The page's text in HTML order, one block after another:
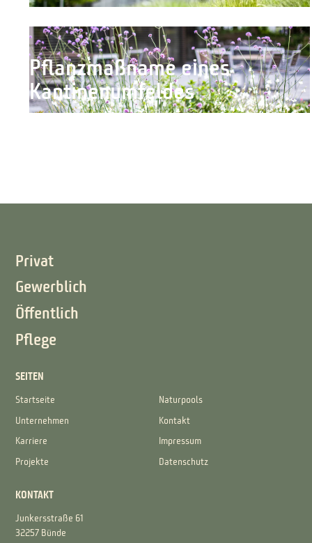
Pflanzmaßname eines
Kantinenumfeldes
Privat
Gewerblich
Öffentlich
Pflege
SEITEN
Startseite
Unternehmen
Karriere
Projekte
Naturpools
Kontakt
Impressum
Datenschutz
KONTAKT
Junkersstraße 61
32257 Bünde